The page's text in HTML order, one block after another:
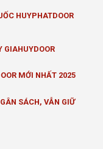
HUYPHATDOOR
GIAHUYDOOR
MỚI NHẤT 2025
SÁCH, VẪN GIỮ